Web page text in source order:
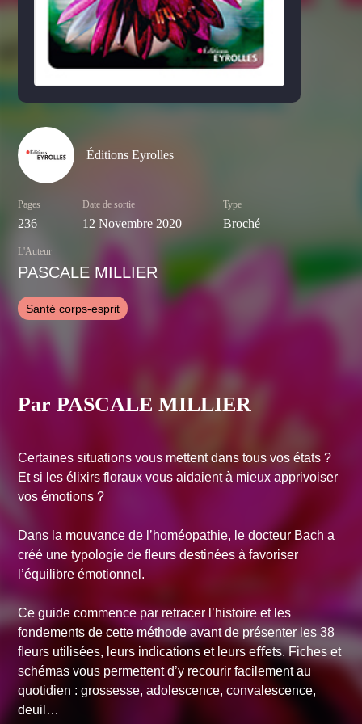
Éditions Eyrolles
Pages
236
Date de sortie
12 Novembre 2020
Type
Broché
L'Auteur
PASCALE MILLIER
Santé corps-esprit
Par PASCALE MILLIER
Certaines situations vous mettent dans tous vos états ?
Et si les élixirs floraux vous aidaient à mieux apprivoiser
vos émotions ?
Dans la mouvance de l’homéopathie, le docteur Bach a
créé une typologie de ﬂeurs destinées à favoriser
l’équilibre émotionnel.
Ce guide commence par retracer l’histoire et les
fondements de cette méthode avant de présenter les 38
ﬂeurs utilisées, leurs indications et leurs eﬀets. Fiches et
schémas vous permettent d’y recourir facilement au
quotidien : grossesse, adolescence, convalescence,
deuil…